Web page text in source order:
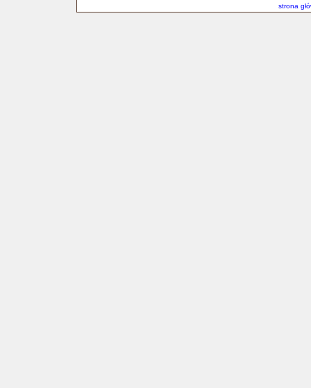
strona